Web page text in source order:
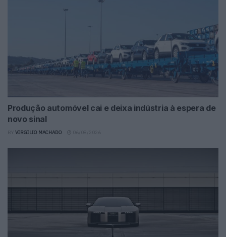
Produção automóvel cai e deixa indústria à espera de
novo sinal
VIRGILIO MACHADO